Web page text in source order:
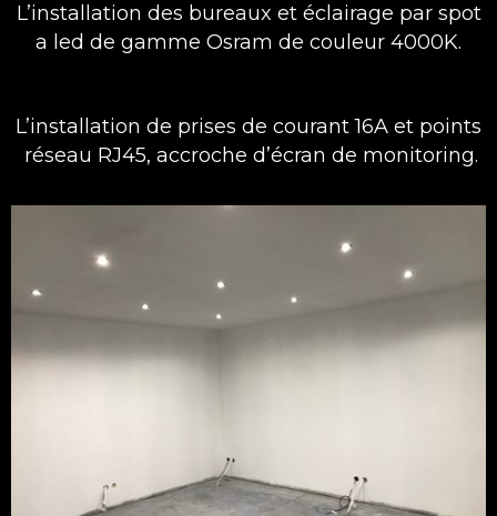
L’installation des bureaux et éclairage par spot
a led de gamme Osram de couleur 4000K.
L’installation de prises de courant 16A et points
réseau RJ45, accroche d’écran de monitoring.